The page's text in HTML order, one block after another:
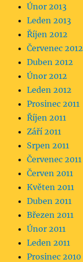
Únor 2013
Leden 2013
Říjen 2012
Červenec 2012
Duben 2012
Únor 2012
Leden 2012
Prosinec 2011
Říjen 2011
Září 2011
Srpen 2011
Červenec 2011
Červen 2011
Květen 2011
Duben 2011
Březen 2011
Únor 2011
Leden 2011
Prosinec 2010